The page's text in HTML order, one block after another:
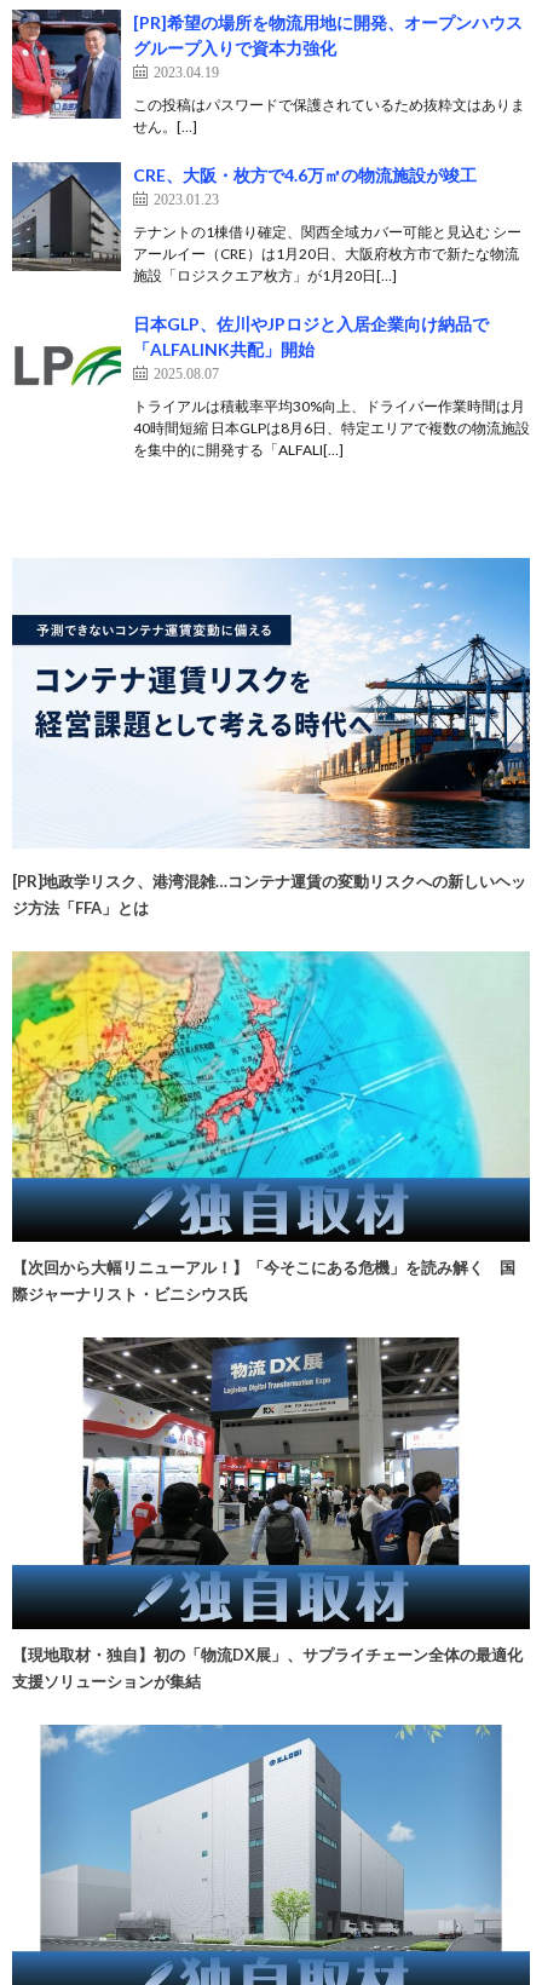
[PR]希望の場所を物流用地に開発、オープンハウス
グループ入りで資本力強化
2023.04.19
この投稿はパスワードで保護されているため抜粋文はありま
せん。[…]
CRE、大阪・枚方で4.6万㎡の物流施設が竣工
2023.01.23
テナントの1棟借り確定、関西全域カバー可能と見込む シー
アールイー（CRE）は1月20日、大阪府枚方市で新たな物流
施設「ロジスクエア枚方」が1月20日[…]
日本GLP、佐川やJPロジと入居企業向け納品で
「ALFALINK共配」開始
2025.08.07
トライアルは積載率平均30%向上、ドライバー作業時間は月
40時間短縮 日本GLPは8月6日、特定エリアで複数の物流施設
を集中的に開発する「ALFALI[…]
[PR]地政学リスク、港湾混雑…コンテナ運賃の変動リスクへの新しいヘッ
ジ方法「FFA」とは
【次回から大幅リニューアル！】「今そこにある危機」を読み解く 国
際ジャーナリスト・ビニシウス氏
【現地取材・独自】初の「物流DX展」、サプライチェーン全体の最適化
支援ソリューションが集結